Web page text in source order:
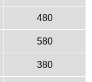
480
580
380